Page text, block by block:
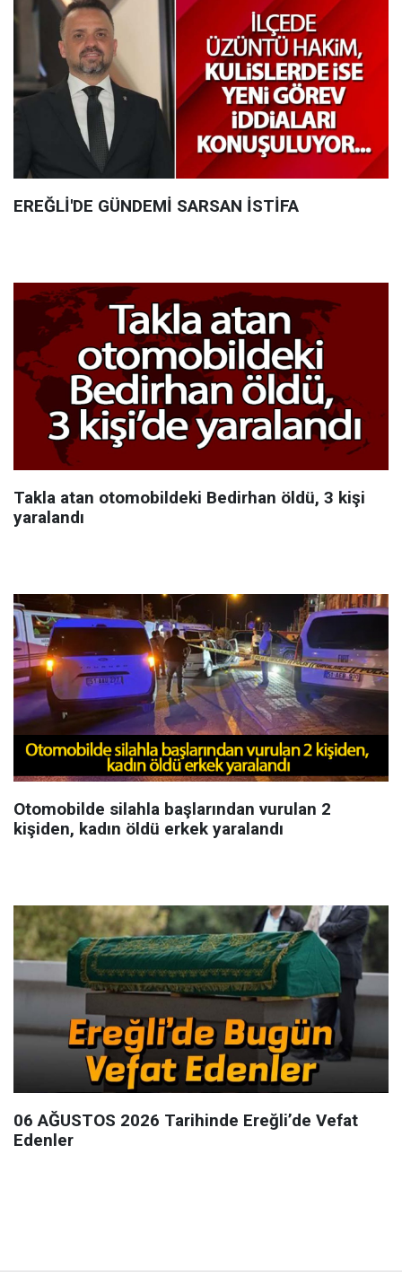
EREĞLİ'DE GÜNDEMİ SARSAN İSTİFA
Takla atan otomobildeki Bedirhan öldü, 3 kişi
yaralandı
Otomobilde silahla başlarından vurulan 2
kişiden, kadın öldü erkek yaralandı
06 AĞUSTOS 2026 Tarihinde Ereğli’de Vefat
Edenler